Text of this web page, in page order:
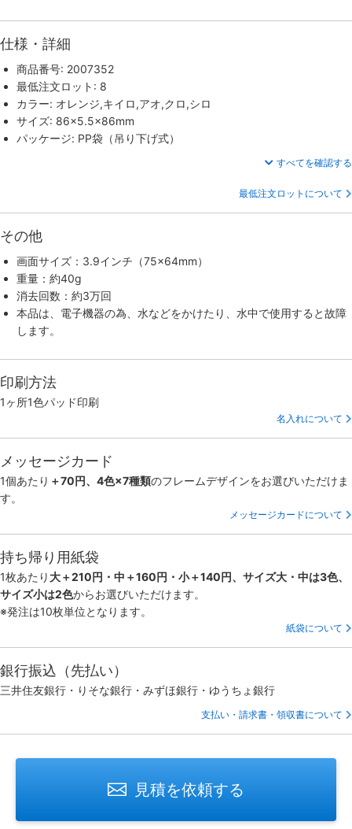
仕様・詳細
商品番号: 2007352
最低注文ロット: 8
カラー: オレンジ,キイロ,アオ,クロ,シロ
サイズ: 86×5.5×86mm
パッケージ: PP袋（吊り下げ式）
すべてを確認する
最低注文ロットについて
その他
画面サイズ：3.9インチ（75×64mm）
重量：約40g
消去回数：約3万回
本品は、電子機器の為、水などをかけたり、水中で使用すると故障
します。
印刷方法
1ヶ所1色パッド印刷
名入れについて
メッセージカード
1個あたり ＋70円、4色×7種類のフレームデザインをお選びいただけま
す。
メッセージカードについて
持ち帰り用紙袋
1枚あたり 大＋210円・中＋160円・小＋140円、サイズ大・中は3色、
サイズ小は2色からお選びいただけます。
※発注は10枚単位となります。
紙袋について
銀行振込（先払い）
三井住友銀行・りそな銀行・みずほ銀行・ゆうちょ銀行
支払い・請求書・領収書について
見積を依頼する